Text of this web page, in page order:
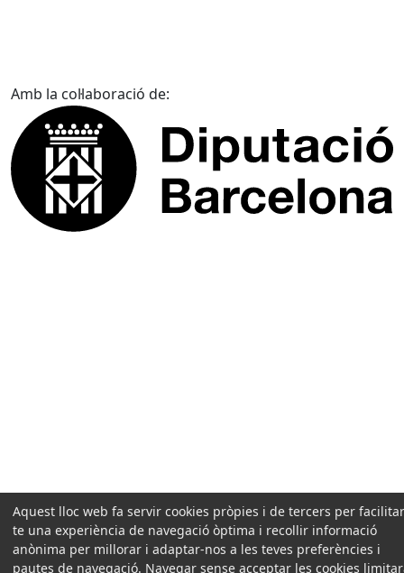
Amb la col·laboració de:
Aquest lloc web fa servir cookies pròpies i de tercers per
te una experiència de navegació òptima i recollir informació
anònima per millorar i adaptar-nos a les teves preferències i
pautes de navegació. Navegar sense acceptar les cookies